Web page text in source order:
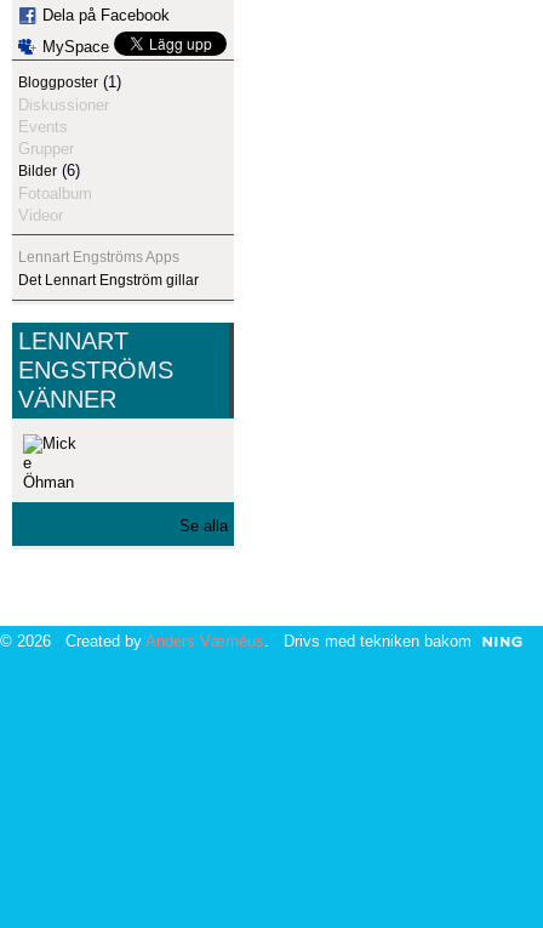
Dela på Facebook
MySpace
Bloggposter (1)
Diskussioner
Events
Grupper
Bilder (6)
Fotoalbum
Videor
Lennart Engströms Apps
Det Lennart Engström gillar
LENNART
ENGSTRÖMS
VÄNNER
Se alla
© 2026 Created by Anders Værnéus . Drivs med tekniken bakom